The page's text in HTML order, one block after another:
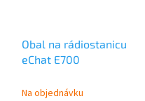
Obal na rádiostanicu
eChat E700
Na objednávku